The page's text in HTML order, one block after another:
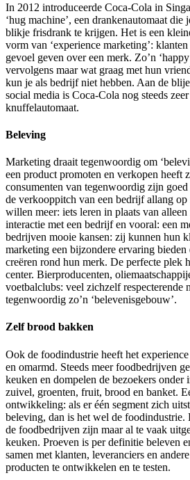
In 2012 introduceerde Coca-Cola in
‘hug machine’, een drankenautomaat
blikje frisdrank te krijgen. Het is een
vorm van ‘experience marketing’:
gevoel geven over een merk. Zo’n
vervolgens maar wat graag met hun
kun je als bedrijf niet hebben. Aan de
social media is Coca-Cola nog steeds
knuffelautomaat.
Beleving
Marketing draait tegenwoordig om
een product promoten en verkopen heeft
consumenten van tegenwoordig zijn
de verkooppitch van een bedrijf allang
willen meer: iets leren in plaats van
interactie met een bedrijf en vooral: een
bedrijven mooie kansen: zij kunnen hun
marketing een bijzondere ervaring
creëren rond hun merk. De perfecte plek
center. Bierproducenten,
voetbalclubs: veel zichzelf respecterende
tegenwoordig zo’n ‘belevenisgebouw’.
Zelf brood bakken
Ook de foodindustrie heeft het
en omarmd. Steeds meer foodbedrijven
keuken en dompelen de bezoekers onder
zuivel, groenten, fruit, brood en banket.
ontwikkeling: als er één segment zich
beleving, dan is het wel de foodindustrie.
de foodbedrijven zijn maar al te vaak
keuken. Proeven is per definitie beleven
samen met klanten, leveranciers en
producten te ontwikkelen en te testen.